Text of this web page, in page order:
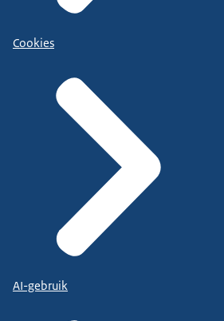
Cookies
AI-gebruik